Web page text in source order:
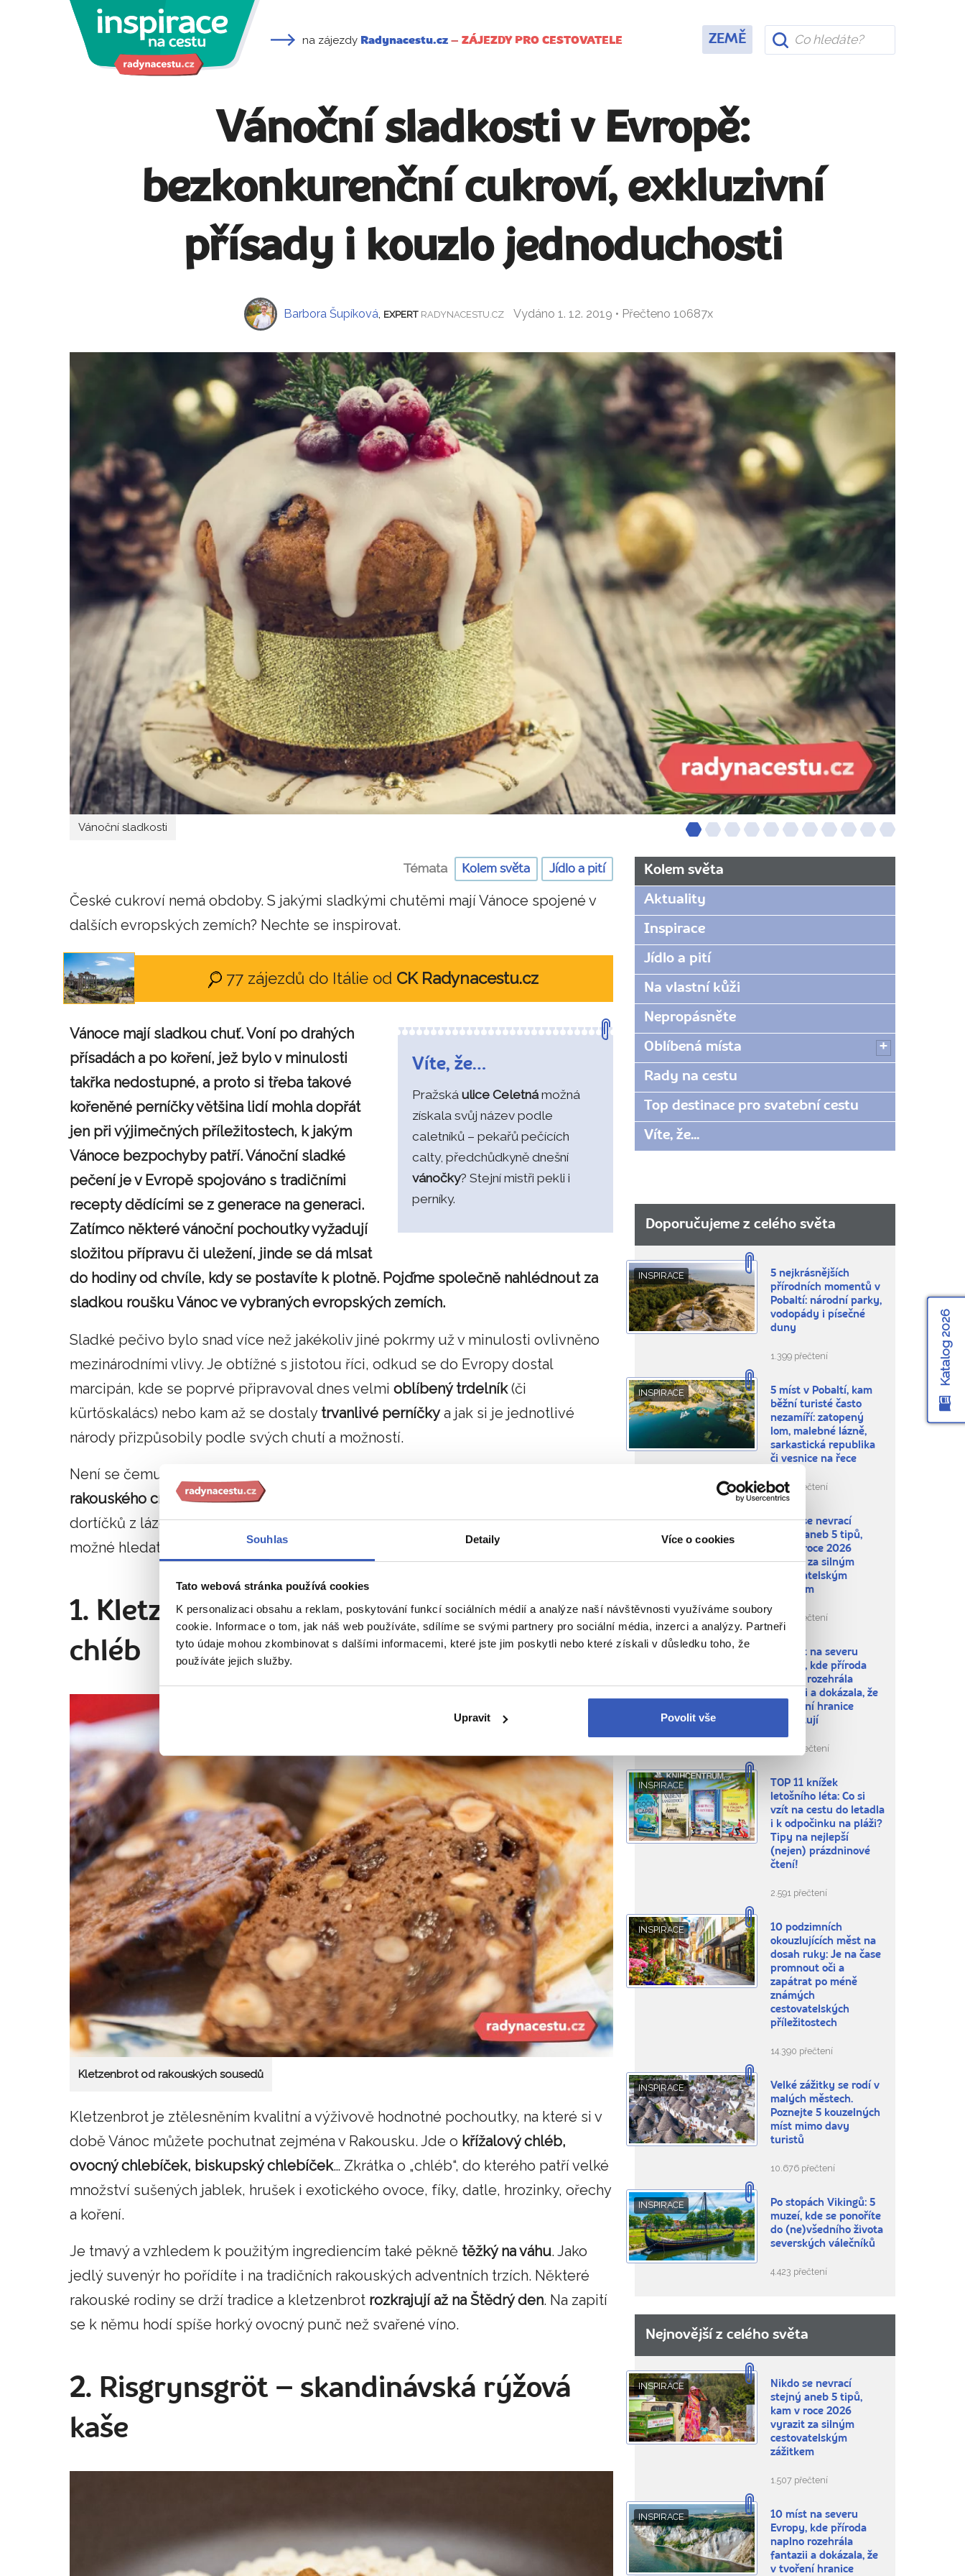
Souhlas Detaily Více o cookies
Tato webová stránka používá cookies
K personalizaci obsahu a reklam, poskytování funkcí sociálních médií a analýze naší návštěvnosti využíváme soubory
cookie. Informace o tom, jak náš web používáte, sdílíme se svými partnery pro sociální média, inzerci a analýzy. Partneři
tyto údaje mohou zkombinovat s dalšími informacemi, které jste jim poskytli nebo které získali v důsledku toho, že
používáte jejich služby.
Upravit Povolit vše
na zájezdy Radynacestu.cz – ZÁJEZDY PRO CESTOVATELE ZEMĚ
Vánoční sladkosti v Evropě:
bezkonkurenční cukroví, exkluzivní
přísady i kouzlo jednoduchosti
Barbora Šupíková, EXPERT RADYNACESTU.CZ Vydáno 1. 12. 2019 • Přečteno 10687x
Vánoční sladkosti
Témata Kolem světa Jídlo a pití
České cukroví nemá obdoby. S jakými sladkými chutěmi mají Vánoce spojené v
dalších evropských zemích? Nechte se inspirovat.
77 zájezdů do Itálie od CK Radynacestu.cz
Víte, že…
Pražská ulice Celetnámožná
získala svůj název podle
caletníků – pekařů pečících
calty, předchůdkyně dnešní
vánočky? Stejní mistři pekli i
perníky.
Vánoce mají sladkou chuť. Voní po drahých
přísadách a po koření, jež bylo v minulosti
takřka nedostupné, a proto si třeba takové
kořeněné perníčky většina lidí mohla dopřát
jen při výjimečných příležitostech, k jakým
Vánoce bezpochyby patří. Vánoční sladké
pečení je v Evropě spojováno s tradičními
recepty dědícími se z generace na generaci.
Zatímco některé vánoční pochoutky vyžadují
složitou přípravu či uležení, jinde se dá mlsat
do hodiny od chvíle, kdy se postavíte k plotně. Pojďme společně nahlédnout za
sladkou roušku Vánoc ve vybraných evropských zemích.
Sladké pečivo bylo snad více než jakékoliv jiné pokrmy už v minulosti ovlivněno
mezinárodními vlivy. Je obtížné s jistotou říci, odkud se do Evropy dostal
marcipán, kde se poprvé připravoval dnes velmi oblíbený trdelník(či
kürtőskalács) nebo kam až se dostaly trvanlivé perníčkya jak si je jednotlivé
národy přizpůsobily podle svých chutí a možností.
Není se čemu divit, že mnoho druhů našeho cukroví pochází
rakouského císařského dvora, jako je tomu třeba v případě oblíbených išelských
dortíčků z lázeňského městečka Bad Ischl.Lineckéby mohlo vyprávět. I dnes je
možné hledat inspiraci nejen u sousedů. Připraveni?
1. Kletzenbrot – rakouský křížalový
chléb
Kletzenbrot od rakouských sousedů
Kletzenbrot je ztělesněním kvalitní a výživově hodnotné pochoutky, na které si v
době Vánoc můžete pochutnat zejména v Rakousku. Jde o křížalový chléb,
ovocný chlebíček, biskupský chlebíček… Zkrátka o „chléb“, do kterého patří velké
množství sušených jablek, hrušek i exotického ovoce, fíky, datle, hrozinky, ořechy
a koření.
Je tmavý a vzhledem k použitým ingrediencím také pěkně těžký na váhu. Jako
jedlý suvenýr ho pořídíte i na tradičních rakouských adventních trzích. Některé
rakouské rodiny se drží tradice a kletzenbrot rozkrajují až na Štědrý den. Na zapití
se k němu hodí spíše horký ovocný punč než svařené víno.
2. Risgrynsgröt – skandinávská rýžová
kaše
Kolem světa
Aktuality
Inspirace
Jídlo a pití
Na vlastní kůži
Nepropásněte
Oblíbená místa
Rady na cestu
Top destinace pro svatební cestu
Víte, že...
Doporučujeme z celého světa
INSPIRACE
5 nejkrásnějších
přírodních momentů v
Pobaltí: národní parky,
vodopády i písečné
duny
1.399 přečtení
INSPIRACE
5 míst v Pobaltí, kam
běžní turisté často
nezamíří: zatopený
lom, malebné lázně,
sarkastická republika
či vesnice na řece
3.995 přečtení
INSPIRACE
Nikdo se nevrací
stejný aneb 5 tipů,
kam v roce 2026
vyrazit za silným
cestovatelským
zážitkem
1.507 přečtení
10 míst na severu
Evropy, kde příroda
naplno rozehrála
fantazii a dokázala, že
v tvoření hranice
neexistují
9.065 přečtení
INSPIRACE
TOP 11 knížek
letošního léta: Co si
vzít na cestu do letadla
i k odpočinku na pláži?
Tipy na nejlepší
(nejen) prázdninové
čtení!
2.591 přečtení
INSPIRACE
10 podzimních
okouzlujících měst na
dosah ruky: Je na čase
promnout oči a
zapátrat po méně
známých
cestovatelských
příležitostech
14.390 přečtení
INSPIRACE
Velké zážitky se rodí v
malých městech.
Poznejte 5 kouzelných
míst mimo davy
turistů
10.676 přečtení
INSPIRACE
Po stopách Vikingů: 5
muzeí, kde se ponoříte
do (ne)všedního života
severských válečníků
4.423 přečtení
Nejnovější z celého světa
INSPIRACE
Nikdo se nevrací
stejný aneb 5 tipů,
kam v roce 2026
vyrazit za silným
cestovatelským
zážitkem
1.507 přečtení
INSPIRACE
10 míst na severu
Evropy, kde příroda
naplno rozehrála
fantazii a dokázala, že
v tvoření hranice
Katalog 2026